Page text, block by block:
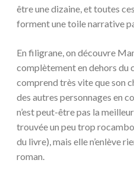
être une dizaine, et toutes
forment une toile narrative
En filigrane, on découvre
complètement en dehors du
comprend très vite que son
des autres personnages en
n’est peut-être pas la
trouvée un peu trop
du livre), mais elle n’enlève
roman.